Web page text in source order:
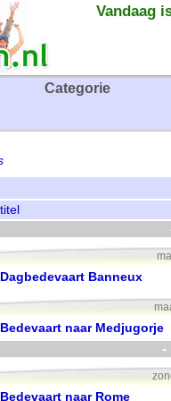
Vandaag
Categorie
titel
Dagbedevaart Banneux
Bedevaart naar Medjugorje
-
Bedevaart naar Rome